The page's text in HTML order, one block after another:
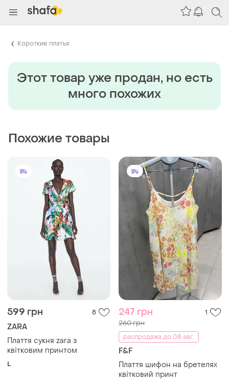
Короткие платья
Этот товар уже продан, но есть
много похожих
Похожие товары
599 грн 8
ZARA
Плаття сукня zara з
квітковим принтом
L
247 грн 1
260 грн
распродажа до 08 авг.
F&F
Плаття шифон на бретелях
квітковий принт